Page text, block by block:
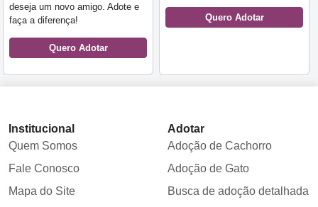
deseja um novo amigo. Adote e
faça a diferença!
Quero Adotar
Quero Adotar
Institucional
Quem Somos
Fale Conosco
Mapa do Site
Adotar
Adoção de Cachorro
Adoção de Gato
Busca de adoção detalhada